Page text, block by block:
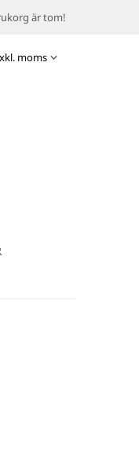
är tom!